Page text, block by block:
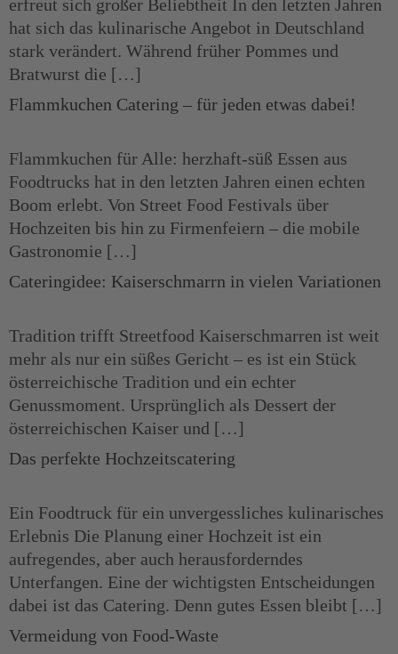
erfreut sich großer Beliebtheit In den letzten Jahren
hat sich das kulinarische Angebot in Deutschland
stark verändert. Während früher Pommes und
Bratwurst die […]
Flammkuchen Catering – für jeden etwas dabei!
Flammkuchen für Alle: herzhaft-süß Essen aus
Foodtrucks hat in den letzten Jahren einen echten
Boom erlebt. Von Street Food Festivals über
Hochzeiten bis hin zu Firmenfeiern – die mobile
Gastronomie […]
Cateringidee: Kaiserschmarrn in vielen Variationen
Tradition trifft Streetfood Kaiserschmarren ist weit
mehr als nur ein süßes Gericht – es ist ein Stück
österreichische Tradition und ein echter
Genussmoment. Ursprünglich als Dessert der
österreichischen Kaiser und […]
Das perfekte Hochzeitscatering
Ein Foodtruck für ein unvergessliches kulinarisches
Erlebnis Die Planung einer Hochzeit ist ein
aufregendes, aber auch herausforderndes
Unterfangen. Eine der wichtigsten Entscheidungen
dabei ist das Catering. Denn gutes Essen bleibt […]
Vermeidung von Food-Waste